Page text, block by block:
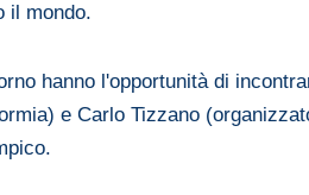
il mondo.
hanno l'opportunità di
e Carlo Tizzano